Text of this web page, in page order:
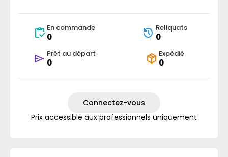
En commande
0
Reliquats
0
Prêt au départ
0
Expédié
0
Connectez-vous
Prix accessible aux professionnels uniquement